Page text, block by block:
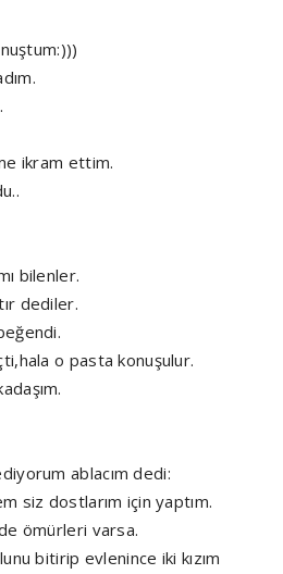
ikram ettim.
bilenler.
dediler.
o pasta konuşulur.
ablacım dedi:
siz dostlarım için yaptım.
ömürleri varsa.
bitirip evlenince iki kızım